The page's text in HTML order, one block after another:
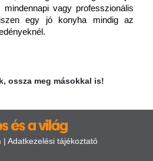
vagy professzionális
egy jó konyha mindig az
ossza meg másokkal is!
| Adatkezelési tájékoztató